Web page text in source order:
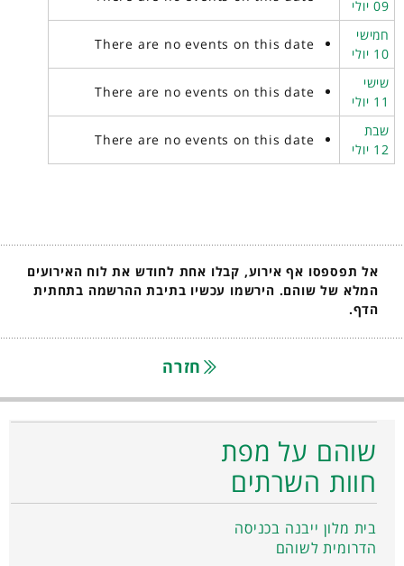
09 יולי
חמישי
10 יולי
There are no events on this date
שישי
11 יולי
There are no events on this date
שבת
12 יולי
There are no events on this date
אל תפספסו אף אירוע, קבלו אחת לחודש את לוח האירועים
המלא של שוהם. הירשמו עכשיו בתיבת ההרשמה בתחתית
הדף.
חזרה
שוהם על מפת
חוות השרתים
בית מלון ייבנה בכניסה
הדרומית לשוהם